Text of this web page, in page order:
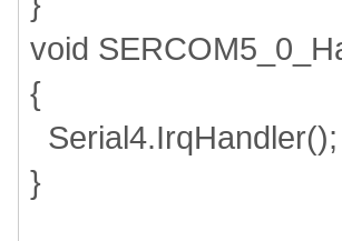
void
{
Serial4.IrqHandler();
}